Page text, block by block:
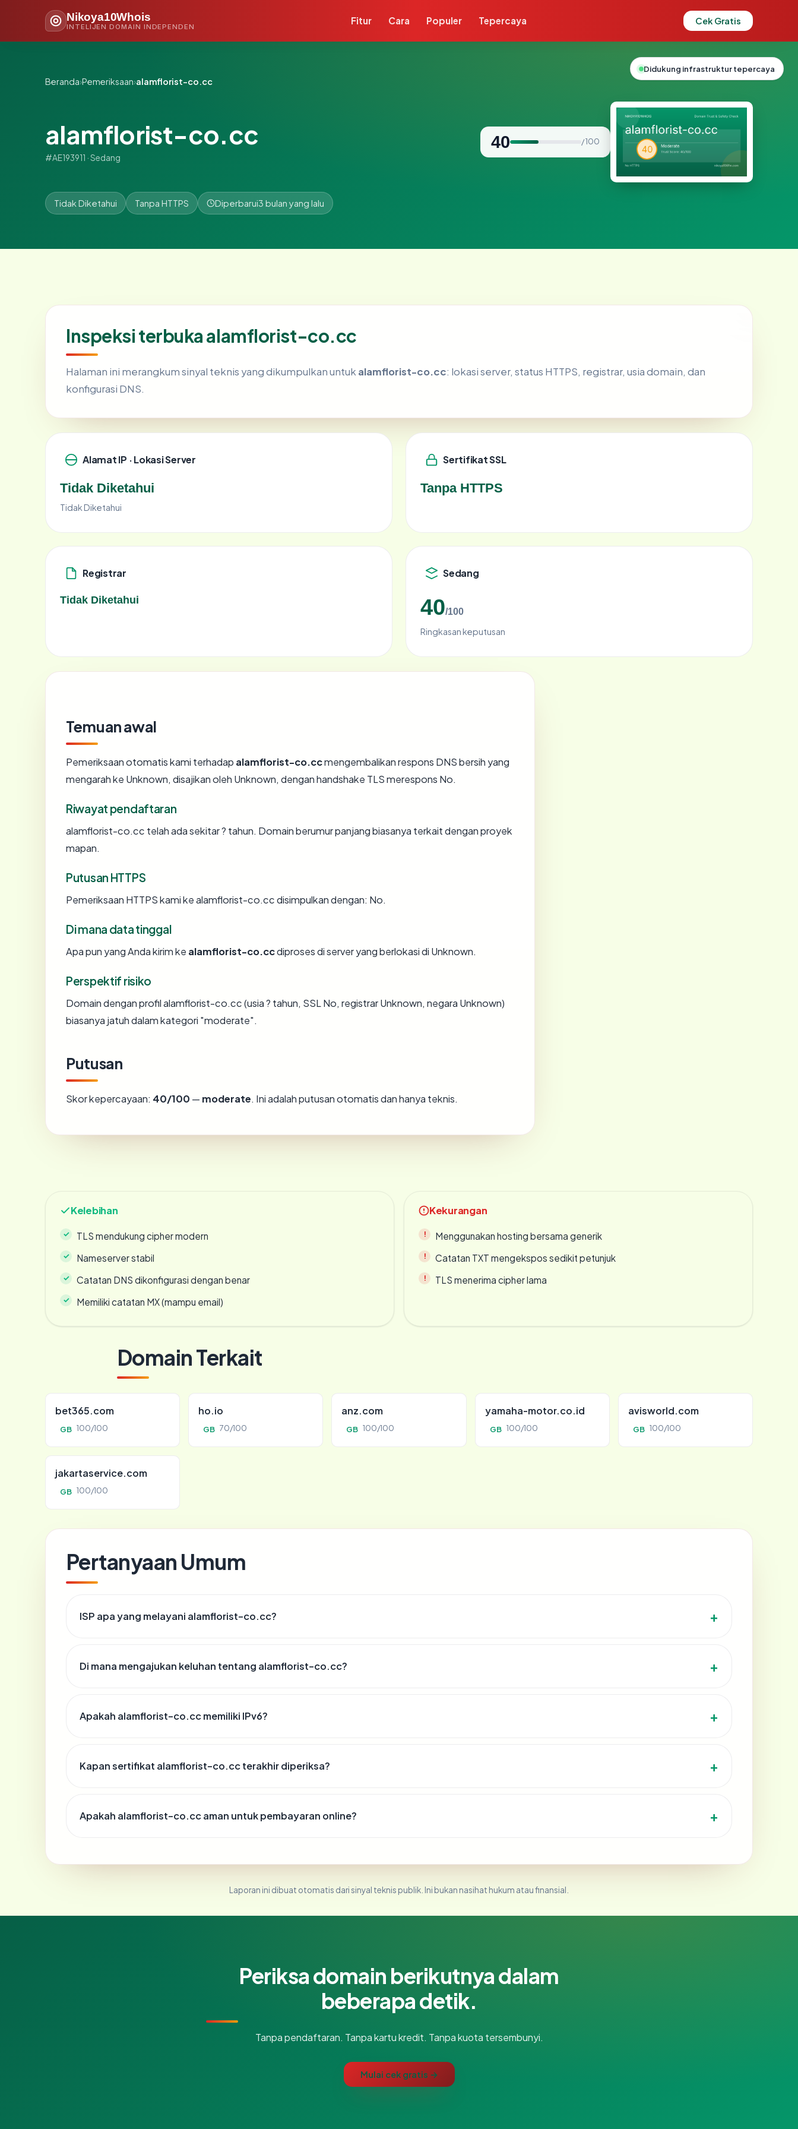
Nikoya10Whois
INTELIJEN DOMAIN INDEPENDEN
Fitur Cara Populer Tepercaya Cek Gratis
Beranda›Pemeriksaan›alamflorist-co.cc
alamflorist-co.cc
#AE193911 · Sedang
40 / 100
Tidak Diketahui Tanpa HTTPS Diperbarui3 bulan yang lalu
Inspeksi terbuka alamflorist-co.cc
Halaman ini merangkum sinyal teknis yang dikumpulkan untuk alamflorist-co.cc: lokasi server, status HTTPS, registrar, usia domain, dan
konfigurasi DNS.
Alamat IP · Lokasi Server
Tidak Diketahui
Tidak Diketahui
Sertifikat SSL
Tanpa HTTPS
Registrar
Tidak Diketahui
Sedang
40/100
Ringkasan keputusan
Temuan awal
Pemeriksaan otomatis kami terhadap alamflorist-co.ccmengembalikan respons DNS bersih yang
mengarah ke Unknown, disajikan oleh Unknown, dengan handshake TLS merespons No.
Riwayat pendaftaran
alamflorist-co.cc telah ada sekitar ? tahun. Domain berumur panjang biasanya terkait dengan proyek
mapan.
Putusan HTTPS
Pemeriksaan HTTPS kami ke alamflorist-co.cc disimpulkan dengan: No.
Di mana data tinggal
Apa pun yang Anda kirim ke alamflorist-co.ccdiproses di server yang berlokasi di Unknown.
Perspektif risiko
Domain dengan profil alamflorist-co.cc (usia ? tahun, SSL No, registrar Unknown, negara Unknown)
biasanya jatuh dalam kategori "moderate".
Putusan
Skor kepercayaan: 40/100 — moderate. Ini adalah putusan otomatis dan hanya teknis.
Kelebihan
TLS mendukung cipher modern
Nameserver stabil
Catatan DNS dikonfigurasi dengan benar
Memiliki catatan MX (mampu email)
Kekurangan
Menggunakan hosting bersama generik
Catatan TXT mengekspos sedikit petunjuk
TLS menerima cipher lama
Domain Terkait
bet365.com
GB 100/100
ho.io
GB 70/100
anz.com
GB 100/100
yamaha-motor.co.id
GB 100/100
avisworld.com
GB 100/100
jakartaservice.com
GB 100/100
Pertanyaan Umum
ISP apa yang melayani alamflorist-co.cc?
Di mana mengajukan keluhan tentang alamflorist-co.cc?
Apakah alamflorist-co.cc memiliki IPv6?
Kapan sertifikat alamflorist-co.cc terakhir diperiksa?
Apakah alamflorist-co.cc aman untuk pembayaran online?
Laporan ini dibuat otomatis dari sinyal teknis publik. Ini bukan nasihat hukum atau finansial.
Periksa domain berikutnya dalam
beberapa detik.
Tanpa pendaftaran. Tanpa kartu kredit. Tanpa kuota tersembunyi.
Mulai cek gratis →
Didukung infrastruktur tepercaya